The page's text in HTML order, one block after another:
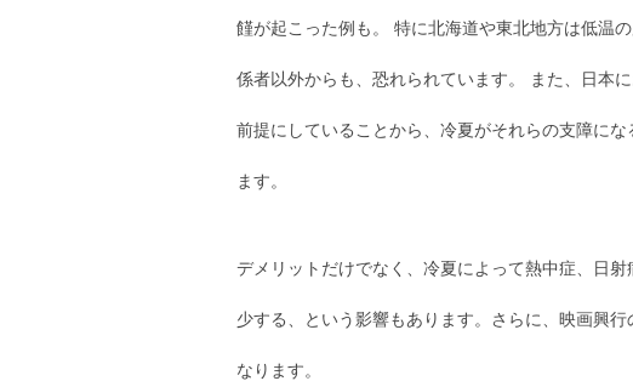
饉が起こった例も。 特に北海道や東北地方は低温
係者以外からも、恐れられています。 また、日本
前提にしていることから、冷夏がそれらの支障に
ます。
デメリットだけでなく、冷夏によって熱中症、日
少する、という影響もあります。さらに、映画興
なります。